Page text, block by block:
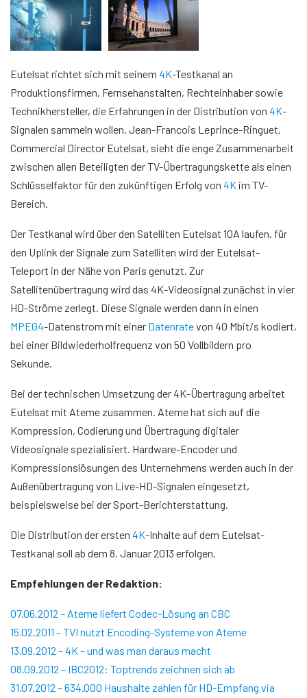
Eutelsat richtet sich mit seinem 4K-Testkanal an
Produktionsfirmen, Fernsehanstalten, Rechteinhaber sowie
Technikhersteller, die Erfahrungen in der Distribution von 4K-
Signalen sammeln wollen. Jean-Francois Leprince-Ringuet,
Commercial Director Eutelsat, sieht die enge Zusammenarbeit
zwischen allen Beteiligten der TV-Übertragungskette als einen
Schlüsselfaktor für den zukünftigen Erfolg von 4K im TV-
Bereich.
Der Testkanal wird über den Satelliten Eutelsat 10A laufen, für
den Uplink der Signale zum Satelliten wird der Eutelsat-
Teleport in der Nähe von Paris genutzt. Zur
Satellitenübertragung wird das 4K-Videosignal zunächst in vier
HD-Ströme zerlegt. Diese Signale werden dann in einen
MPEG4-Datenstrom mit einer Datenratevon 40 Mbit/s kodiert,
bei einer Bildwiederholfrequenz von 50 Vollbildern pro
Sekunde.
Bei der technischen Umsetzung der 4K-Übertragung arbeitet
Eutelsat mit Ateme zusammen. Ateme hat sich auf die
Kompression, Codierung und Übertragung digitaler
Videosignale spezialisiert. Hardware-Encoder und
Kompressionslösungen des Unternehmens werden auch in der
Außenübertragung von Live-HD-Signalen eingesetzt,
beispielsweise bei der Sport-Berichterstattung.
Die Distribution der ersten 4K-Inhalte auf dem Eutelsat-
Testkanal soll ab dem 8. Januar 2013 erfolgen.
Empfehlungen der Redaktion:
07.06.2012 – Ateme liefert Codec-Lösung an CBC
15.02.2011 – TVI nutzt Encoding-Systeme von Ateme
13.09.2012 – 4K – und was man daraus macht
08.09.2012 – IBC2012: Toptrends zeichnen sich ab
31.07.2012 – 634.000 Haushalte zahlen für HD-Empfang via